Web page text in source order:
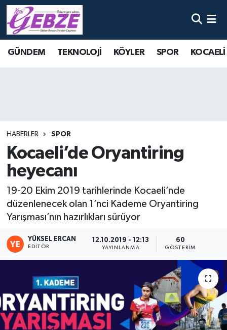
GÜNDEM TEKNOLOJİ KÖYLER SPOR
HABERLER SPOR
Kocaeli’de Oryantiring
heyecanı
19-20 Ekim 2019 tarihlerinde Kocaeli’nde
düzenlenecek olan 1’nci Kademe Oryantiring
Yarışması’nın hazırlıkları sürüyor
YÜKSEL ERCAN
EDITÖR
12.10.2019 - 12:13
YAYINLANMA
60
GÖSTERIM
Nöbetçi Eczaneler
Tüm Manşetler
Son Dakika Haberleri
Haber Arşivi